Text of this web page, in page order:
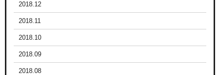
2018.12
2018.11
2018.10
2018.09
2018.08